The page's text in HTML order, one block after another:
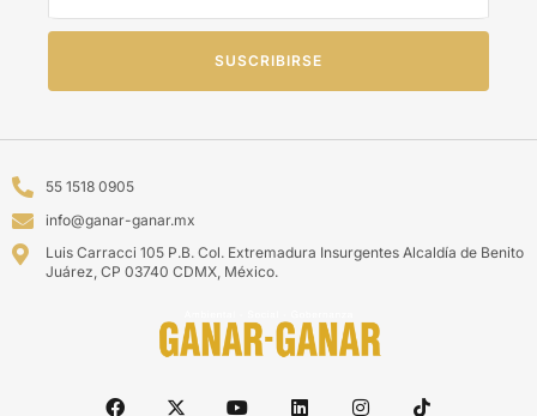
SUSCRIBIRSE
55 1518 0905
info@ganar-ganar.mx
Luis Carracci 105 P.B. Col. Extremadura Insurgentes Alcaldía de Benito
Juárez, CP 03740 CDMX, México.